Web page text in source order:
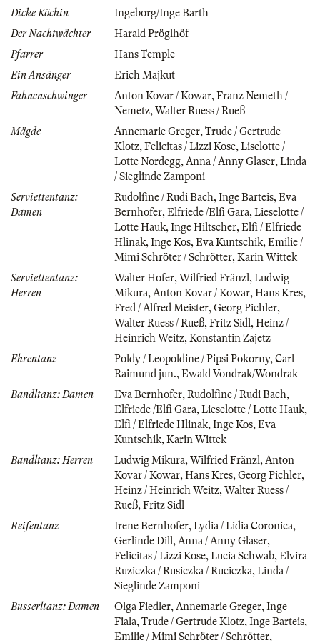
Dicke Köchin
Ingeborg/Inge Barth
Der Nachtwächter
Harald Pröglhöf
Pfarrer
Hans Temple
Ein Ansänger
Erich Majkut
Fahnenschwinger
Anton Kovar / Kowar, Franz Nemeth /
Nemetz, Walter Ruess / Rueß
Mägde
Annemarie Greger, Trude / Gertrude
Klotz, Felicitas / Lizzi Kose, Liselotte /
Lotte Nordegg, Anna / Anny Glaser, Linda
/ Sieglinde Zamponi
Serviettentanz:
Damen
Rudolfine / Rudi Bach, Inge Barteis, Eva
Bernhofer, Elfriede /Elfi Gara, Lieselotte /
Lotte Hauk, Inge Hiltscher, Elfi / Elfriede
Hlinak, Inge Kos, Eva Kuntschik, Emilie /
Mimi Schröter / Schrötter, Karin Wittek
Serviettentanz:
Herren
Walter Hofer, Wilfried Fränzl , Ludwig
Mikura, Anton Kovar / Kowar, Hans Kres,
Fred / Alfred Meister, Georg Pichler,
Walter Ruess / Rueß, Fritz Sidl , Heinz /
Heinrich Weitz, Konstantin Zajetz
Ehrentanz
Poldy / Leopoldine / Pipsi Pokorny, Carl
Raimund jun., Ewald Vondrak/Wondrak
Bandltanz: Damen
Eva Bernhofer, Rudolfine / Rudi Bach,
Elfriede /Elfi Gara, Lieselotte / Lotte Hauk,
Elfi / Elfriede Hlinak, Inge Kos, Eva
Kuntschik, Karin Wittek
Bandltanz: Herren
Ludwig Mikura, Wilfried Fränzl , Anton
Kovar / Kowar, Hans Kres, Georg Pichler,
Heinz / Heinrich Weitz, Walter Ruess /
Rueß, Fritz Sidl
Reifentanz
Irene Bernhofer, Lydia / Lidia Coronica,
Gerlinde Dill , Anna / Anny Glaser,
Felicitas / Lizzi Kose, Lucia Schwab, Elvira
Ruziczka / Rusiczka / Ruciczka, Linda /
Sieglinde Zamponi
Busserltanz: Damen
Olga Fiedler, Annemarie Greger, Inge
Fiala, Trude / Gertrude Klotz, Inge Barteis,
Emilie / Mimi Schröter / Schrötter,